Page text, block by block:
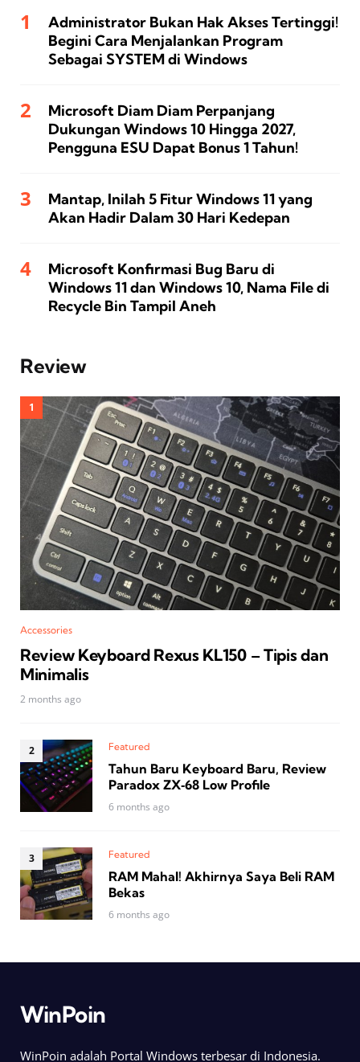
Administrator Bukan Hak Akses Tertinggi!
Begini Cara Menjalankan Program
Sebagai SYSTEM di Windows
Microsoft Diam Diam Perpanjang
Dukungan Windows 10 Hingga 2027,
Pengguna ESU Dapat Bonus 1 Tahun!
Mantap, Inilah 5 Fitur Windows 11 yang
Akan Hadir Dalam 30 Hari Kedepan
Microsoft Konfirmasi Bug Baru di
Windows 11 dan Windows 10, Nama File di
Recycle Bin Tampil Aneh
Review
Accessories
Review Keyboard Rexus KL150 – Tipis dan
Minimalis
2 months ago
Featured
Tahun Baru Keyboard Baru, Review
Paradox ZX‑68 Low Profile
6 months ago
Featured
RAM Mahal! Akhirnya Saya Beli RAM
Bekas
6 months ago
WinPoin
WinPoin adalah Portal Windows terbesar di Indonesia.